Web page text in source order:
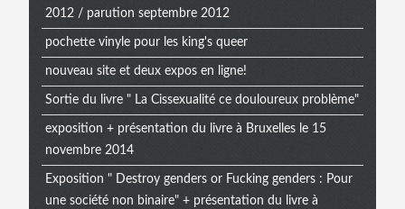
2012 / parution septembre 2012
pochette vinyle pour les king's queer
nouveau site et deux expos en ligne!
Sortie du livre " La Cissexualité ce douloureux problème"
exposition + présentation du livre à Bruxelles le 15
novembre 2014
Exposition " Destroy genders or Fucking genders : Pour
une société non binaire" + présentation du livre à